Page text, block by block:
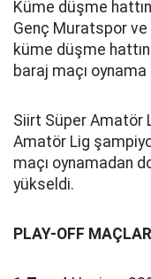
Küme düşme
Genç Muratspor
küme düşme
baraj maçı
Siirt Süper Amatör
Amatör Lig
maçı oynamadan
yükseldi.
PLAY-OFF